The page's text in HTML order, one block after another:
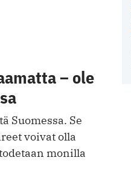
– ole
Suomessa. Se
voivat olla
monilla